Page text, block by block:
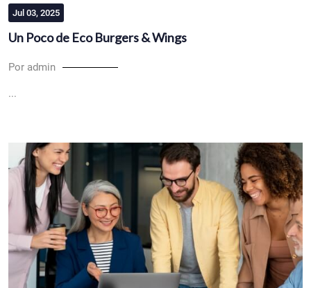
Jul 03, 2025
Un Poco de Eco Burgers & Wings
Por admin
...